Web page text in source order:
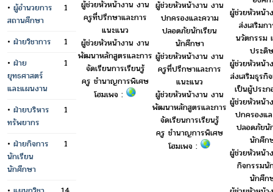
• ผู้อำนวยการ
สถานศึกษา
1
• ฝ่ายวิชาการ
1
• ฝ่าย
ยุทธศาสตร์
และแผนงาน
1
• ฝ่ายบริหาร
ทรัพยากร
1
• ฝ่ายกิจการ
นักเรียน
นักศึกษา
1
ผู้ช่วยหัวหน้างาน งาน
ครูที่ปรึกษาและการ
แนะแนว
ผู้ช่วยหัวหน้างาน งาน
พัฒนาหลักสูตรและการ
จัดเรียนการเรียนรู้
ครู ชำนาญการพิเศษ
โฮมเพจ :
ผู้ช่วยหัวหน้างาน งาน
ปกครองและความ
ปลอดภัยนักเรียน
นักศึกษา
ผู้ช่วยหัวหน้างาน งาน
ครูที่ปรึกษาและการ
แนะแนว
ผู้ช่วยหัวหน้างาน งาน
พัฒนาหลักสูตรและการ
จัดเรียนการเรียนรู้
ครู ชำนาญการพิเศษ
โฮมเพจ :
ผู้ช่วยหัวหน้า
ส่งเสริมก
นวัตกรรม
ประดิ
ผู้ช่วยหัวหน้า
ส่งเสริมธุรกิ
เป็นผู้ประ
ผู้ช่วยหัวหน้า
ปกครองแ
ปลอดภัยนั
นักศึก
ผู้ช่วยหัวหน้า
กิจกรรมนั
นักศึก